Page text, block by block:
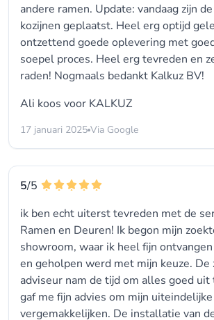
andere ramen. Update: vandaag zijn
kozijnen geplaatst. Heel erg optijd
ontzettend goede oplevering met
soepel proces. Heel erg tevreden en
raden! Nogmaals bedankt Kalkuz BV!
Ali koos voor KALKUZ
17 januari 2025 Via Google
5/5
ik ben echt uiterst tevreden met de
Ramen en Deuren! Ik begon mijn
showroom, waar ik heel fijn
en geholpen werd met mijn keuze. De
adviseur nam de tijd om alles goed uit
gaf me fijn advies om mijn
vergemakkelijken. De installatie van